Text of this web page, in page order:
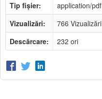
Tip fișier:
application/pdf
Vizualizări:
766 Vizualizări
Descărcare:
232 ori